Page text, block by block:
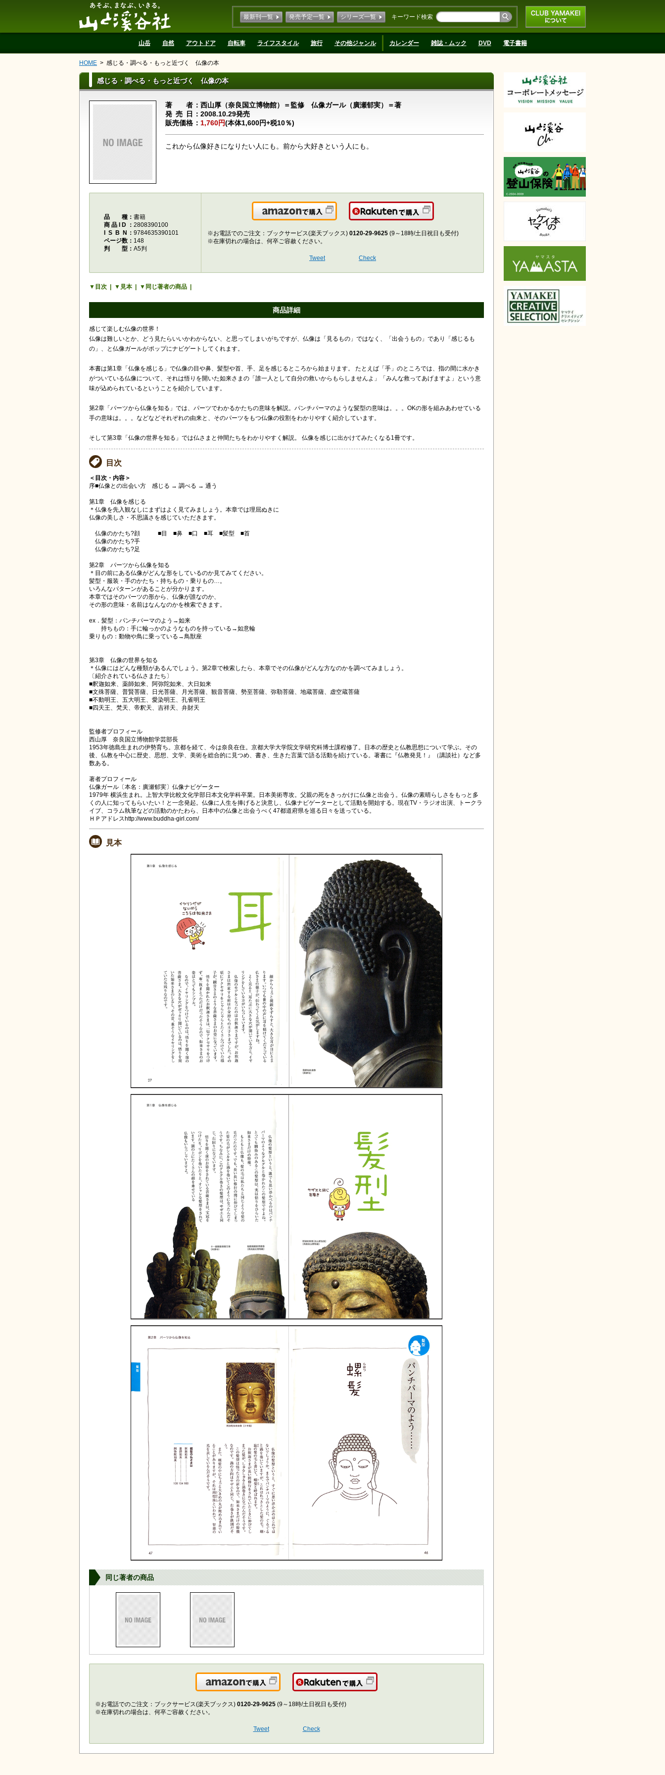
CLUB YAMAKEIにつ
いて
キーワード検索
最新刊一覧 発売予定一覧 シリーズ一覧
山岳 自然 アウトドア 自転車 ライフスタイル 旅行 その他ジャンル カレンダー 雑誌・ムック DVD 電子書籍
HOME 感じる・調べる・もっと近づく 仏像の本
感じる・調べる・もっと近づく 仏像の本
著者西山厚（奈良国立博物館）＝監修 仏像ガール（廣瀬郁実）＝著
発売日 2008.10.29発売
販売価格
1,760円(本体1,600円+税10％)
これから仏像好きになりたい人にも。前から大好きという人にも。
品種書籍
商品ID
2808390100
ISBN
9784635390101
ページ数
148
判型A5判
Amazonで購入 楽天で購入
※お電話でのご注文：ブックサービス(楽天ブックス) 0120-29-9625 (9～18時/土日祝日も受付)
※在庫切れの場合は、何卒ご容赦ください。
Tweet Check
目次 見本 同じ著者の商品
商品詳細
感じて楽しむ仏像の世界！
仏像は難しいとか、どう見たらいいかわからない、と思ってしまいがちですが、仏像は「見るもの」ではなく、「出会うもの」であり「感じるも
の」、と仏像ガールがポップにナビゲートしてくれます。
本書は第1章「仏像を感じる」で仏像の目や鼻、髪型や首、手、足を感じるところから始まります。 たとえば「手」のところでは、指の間に水かき
がついている仏像について、それは悟りを開いた如来さまの「誰一人として自分の救いからもらしませんよ」「みんな救ってあげますよ」という意
味が込められているということを紹介しています。
第2章「パーツから仏像を知る」では、パーツでわかるかたちの意味を解説。パンチパーマのような髪型の意味は。。。OKの形を組みあわせている
手の意味は。。。などなどそれぞれの由来と、そのパーツをもつ仏像の役割をわかりやすく紹介しています。
そして第3章「仏像の世界を知る」では仏さまと仲間たちをわかりやすく解説。 仏像を感じに出かけてみたくなる1冊です。
目次
＜目次・内容＞
序■仏像との出会い方 感じる → 調べる → 通う
第1章 仏像を感じる
＊仏像を先入観なしにまずはよく見てみましょう。本章では理屈ぬきに
仏像の美しさ・不思議さを感じていただきます。
仏像のかたち?顔 ■目 ■鼻 ■口 ■耳 ■髪型 ■首
仏像のかたち?手
仏像のかたち?足
第2章 パーツから仏像を知る
＊目の前にある仏像がどんな形をしているのか見てみてください。
髪型・服装・手のかたち・持ちもの・乗りもの…。
いろんなパターンがあることが分かります。
本章ではそのパーツの形から、仏像が誰なのか、
その形の意味・名前はなんなのかを検索できます。
ex．髪型：パンチパーマのよう→如来
持ちもの：手に輪っかのようなものを持っている→如意輪
乗りもの：動物や鳥に乗っている→鳥獣座
第3章 仏像の世界を知る
＊仏像にはどんな種類があるんでしょう。第2章で検索したら、本章でその仏像がどんな方なのかを調べてみましょう。
〔紹介されている仏さまたち〕
■釈迦如来、薬師如来、阿弥陀如来、大日如来
■文殊菩薩、普賢菩薩、日光菩薩、月光菩薩、観音菩薩、勢至菩薩、弥勒菩薩、地蔵菩薩、虚空蔵菩薩
■不動明王、五大明王、愛染明王、孔雀明王
■四天王、梵天、帝釈天、吉祥天、弁財天
監修者プロフィール
西山厚 奈良国立博物館学芸部長
1953年徳島生まれの伊勢育ち。京都を経て、今は奈良在住。京都大学大学院文学研究科博士課程修了。日本の歴史と仏教思想について学ぶ。その
後、仏教を中心に歴史、思想、文学、美術を総合的に見つめ、書き、生きた言葉で語る活動を続けている。著書に『仏教発見！』（講談社）など多
数ある。
著者プロフィール
仏像ガール〔本名：廣瀬郁実〕仏像ナビゲーター
1979年 横浜生まれ。上智大学比較文化学部日本文化学科卒業。日本美術専攻。父親の死をきっかけに仏像と出会う。仏像の素晴らしさをもっと多
くの人に知ってもらいたい！と一念発起。仏像に人生を捧げると決意し、仏像ナビゲーターとして活動を開始する。現在TV・ラジオ出演、トークラ
イブ、コラム執筆などの活動のかたわら、日本中の仏像と出会うべく47都道府県を巡る日々を送っている。
ＨＰアドレスhttp://www.buddha-girl.com/
見本
同じ著者の商品
Amazonで購入 楽天で購入
※お電話でのご注文：ブックサービス(楽天ブックス) 0120-29-9625 (9～18時/土日祝日も受付)
※在庫切れの場合は、何卒ご容赦ください。
Tweet Check